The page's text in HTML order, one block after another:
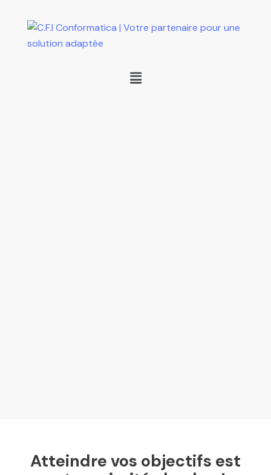
Atteindre vos objectifs est